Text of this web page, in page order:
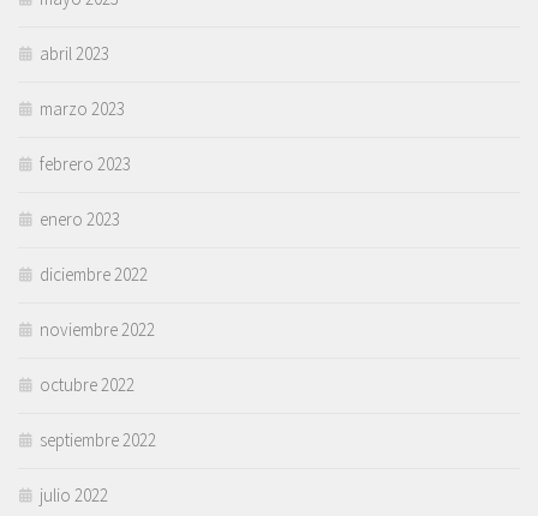
abril 2023
marzo 2023
febrero 2023
enero 2023
diciembre 2022
noviembre 2022
octubre 2022
septiembre 2022
julio 2022